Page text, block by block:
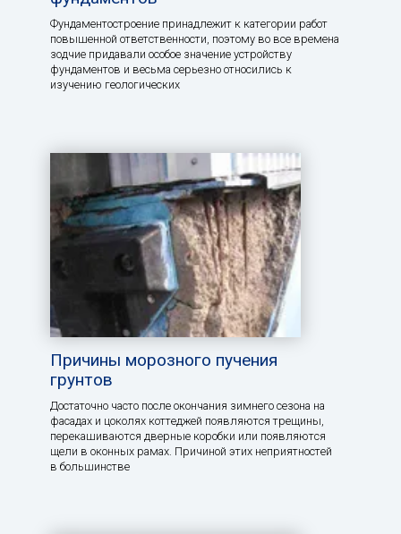
Фундаментостроение принадлежит к категории работ
повышенной ответственности, поэтому во все времена
зодчие придавали особое значение устройству
фундаментов и весьма серьезно относились к
изучению геологических
Причины морозного пучения
грунтов
Достаточно часто после окончания зимнего сезона на
фасадах и цоколях коттеджей появляются трещины,
перекашиваются дверные коробки или появляются
щели в оконных рамах. Причиной этих неприятностей
в большинстве